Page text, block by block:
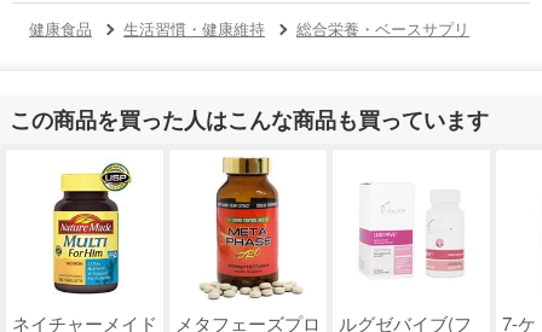
健康食品 生活習慣・健康維持 総合栄養・ベースサプリ
この商品を買った人はこんな商品も買っています
ネイチャーメイド
メタフェーズプロ
ルグゼバイブ(フ
7-ケ